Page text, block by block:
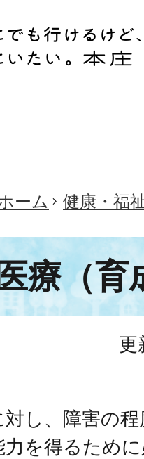
ーム 健康・福
療（育
更
し、障害の
力を得るため